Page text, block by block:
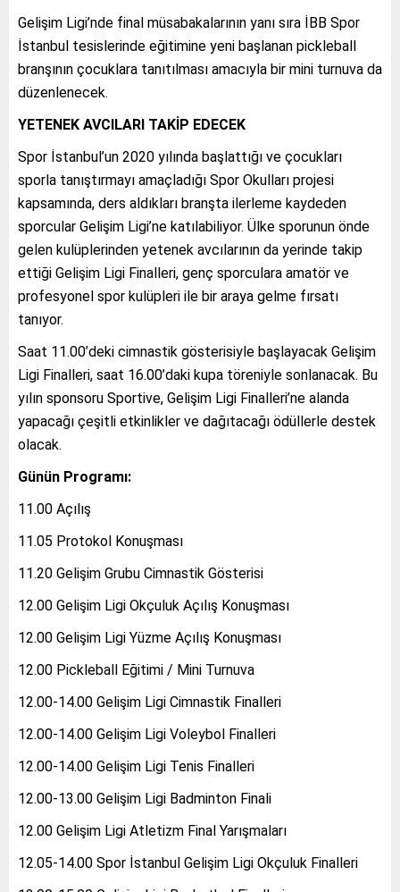
Gelişim Ligi’nde final müsabakalarının yanı sıra İBB Spor
İstanbul tesislerinde eğitimine yeni başlanan pickleball
branşının çocuklara tanıtılması amacıyla bir mini turnuva da
düzenlenecek.
YETENEK AVCILARI TAKİP EDECEK
Spor İstanbul’un 2020 yılında başlattığı ve çocukları
sporla tanıştırmayı amaçladığı Spor Okulları projesi
kapsamında, ders aldıkları branşta ilerleme kaydeden
sporcular Gelişim Ligi’ne katılabiliyor. Ülke sporunun önde
gelen kulüplerinden yetenek avcılarının da yerinde takip
ettiği Gelişim Ligi Finalleri, genç sporculara amatör ve
profesyonel spor kulüpleri ile bir araya gelme fırsatı
tanıyor.
Saat 11.00’deki cimnastik gösterisiyle başlayacak Gelişim
Ligi Finalleri, saat 16.00’daki kupa töreniyle sonlanacak. Bu
yılın sponsoru Sportive, Gelişim Ligi Finalleri’ne alanda
yapacağı çeşitli etkinlikler ve dağıtacağı ödüllerle destek
olacak.
Günün Programı:
11.00 Açılış
11.05 Protokol Konuşması
11.20 Gelişim Grubu Cimnastik Gösterisi
12.00 Gelişim Ligi Okçuluk Açılış Konuşması
12.00 Gelişim Ligi Yüzme Açılış Konuşması
12.00 Pickleball Eğitimi / Mini Turnuva
12.00-14.00 Gelişim Ligi Cimnastik Finalleri
12.00-14.00 Gelişim Ligi Voleybol Finalleri
12.00-14.00 Gelişim Ligi Tenis Finalleri
12.00-13.00 Gelişim Ligi Badminton Finali
12.00 Gelişim Ligi Atletizm Final Yarışmaları
12.05-14.00 Spor İstanbul Gelişim Ligi Okçuluk Finalleri